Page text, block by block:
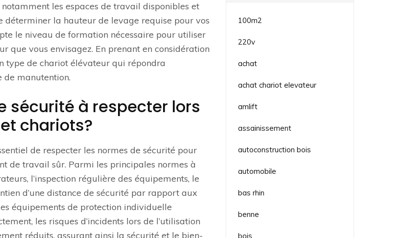
les espaces de travail disponibles et
déterminer la hauteur de levage requise pour vos
le niveau de formation nécessaire pour utiliser
que vous envisagez. En prenant en considération
type de chariot élévateur qui répondra
de manutention.
sécurité à respecter lors
chariots?
de respecter les normes de sécurité pour
de travail sûr. Parmi les principales normes à
l’inspection régulière des équipements, le
d’une distance de sécurité par rapport aux
équipements de protection individuelle
les risques d’incidents lors de l’utilisation
réduits, assurant ainsi la sécurité et le bien-
100m2
220v
achat
achat chariot elevateur
amlift
assainissement
autoconstruction bois
automobile
bas rhin
benne
bois